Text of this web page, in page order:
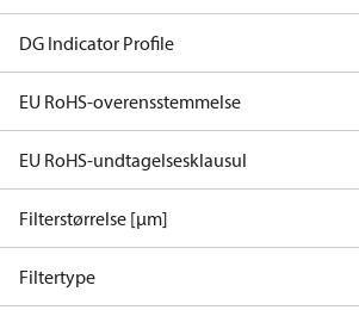
DG Indicator Profile
EU RoHS-overensstemmelse
EU RoHS-undtagelsesklausul
Filterstørrelse [µm]
Filtertype